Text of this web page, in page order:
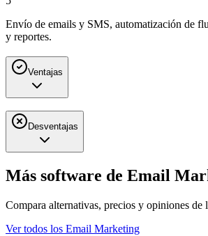
Envío de emails y SMS, automatización de
y reportes.
Ventajas
Desventajas
Más software de Email
Compara alternativas, precios y opiniones de
Ver todos los Email Marketing